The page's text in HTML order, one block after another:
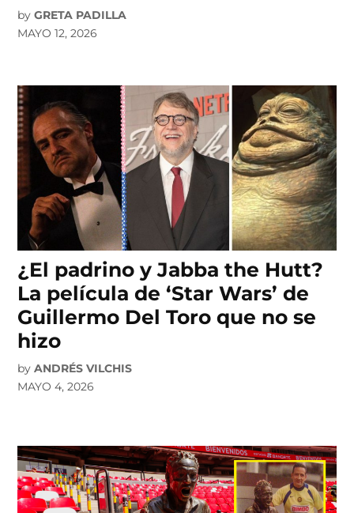
by GRETA PADILLA
MAYO 12, 2026
¿El padrino y Jabba the Hutt?
La película de ‘Star Wars’ de
Guillermo Del Toro que no se
hizo
by ANDRÉS VILCHIS
MAYO 4, 2026